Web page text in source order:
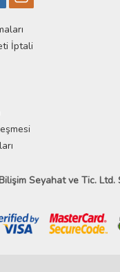
İptali
Seyahat ve Tic. Ltd.